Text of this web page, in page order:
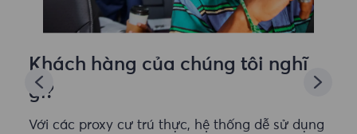
Khách hàng của chúng tôi nghĩ
gì?
Với các proxy cư trú thực, hệ thống dễ sử dụng